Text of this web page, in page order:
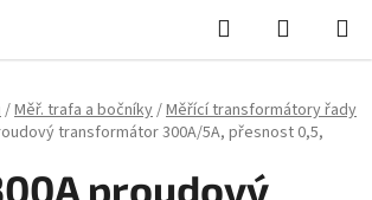
Hledat
KOŠÍK
/Měř. trafa a bočníky/Měřící transformátory řady
transformátor 300A/5A, přesnost 0,5,
proudový